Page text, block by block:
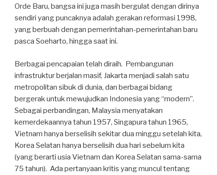
Orde Baru, bangsa ini juga masih bergulat dengan dirinya
sendiri yang puncaknya adalah gerakan reformasi 1998,
yang berbuah dengan pemerintahan-pemerintahan baru
pasca Soeharto, hingga saat ini.
Berbagai pencapaian telah diraih. Pembangunan
infrastruktur berjalan masif, Jakarta menjadi salah satu
metropolitan sibuk di dunia, dan berbagai bidang
bergerak untuk mewujudkan Indonesia yang “modern”.
Sebagai perbandingan, Malaysia menyatakan
kemerdekaannya tahun 1957, Singapura tahun 1965,
Vietnam hanya berselisih sekitar dua minggu setelah kita,
Korea Selatan hanya berselisih dua hari sebelum kita
(yang berarti usia Vietnam dan Korea Selatan sama-sama
75 tahun). Ada pertanyaan kritis yang muncul tentang